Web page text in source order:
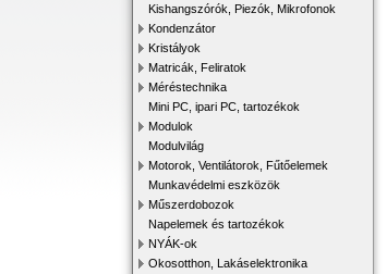
Kishangszórók, Piezók, Mikrofonok
Kondenzátor
Kristályok
Matricák, Feliratok
Méréstechnika
Mini PC, ipari PC, tartozékok
Modulok
Modulvilág
Motorok, Ventilátorok, Fűtőelemek
Munkavédelmi eszközök
Műszerdobozok
Napelemek és tartozékok
NYÁK-ok
Okosotthon, Lakáselektronika